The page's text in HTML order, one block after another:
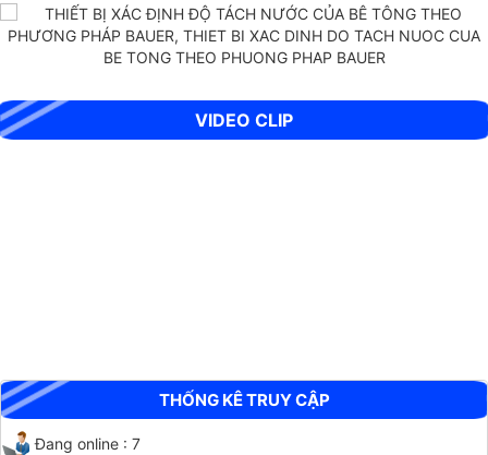
THIẾT BỊ XÁC ĐỊNH ĐỘ TÁCH NƯỚC CỦA BÊ TÔNG THEO PHƯƠNG
VIDEO CLIP
THỐNG KÊ TRUY CẬP
Đang online : 7